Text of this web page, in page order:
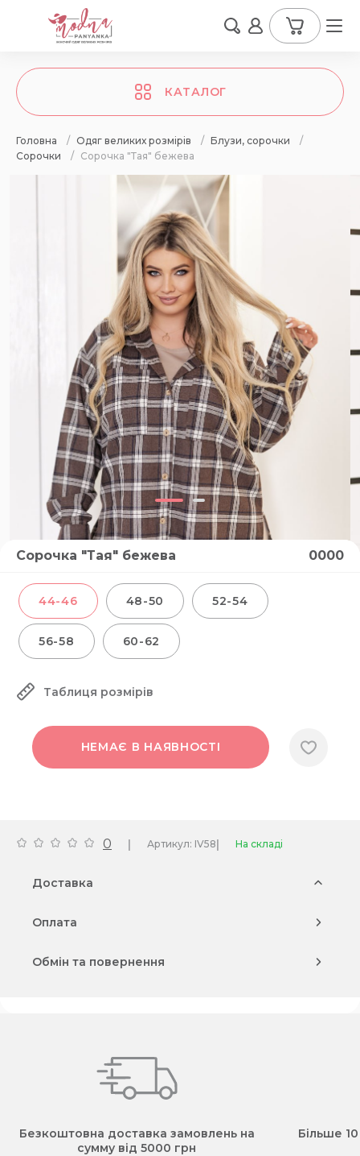
КАТАЛОГ
Головна / Одяг великих розмірів / Блузи, сорочки
/
Сорочки
/ Сорочка "Тая" бежева
Сорочка "Тая" бежева 0000
44-46 48-50 52-54
56-58 60-62
Таблиця розмірів
НЕМАЄ В НАЯВНОСТІ
0 | Артикул: IV58| На складі
Доставка
Оплата
Обмін та повернення
Безкоштовна доставка замовлень на
сумму від 5000 грн
Більше